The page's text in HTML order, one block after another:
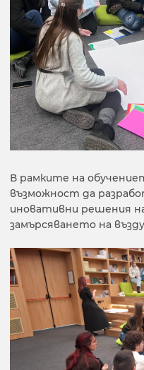
В рамките на
възможност да
иновативни решения
замърсяването на